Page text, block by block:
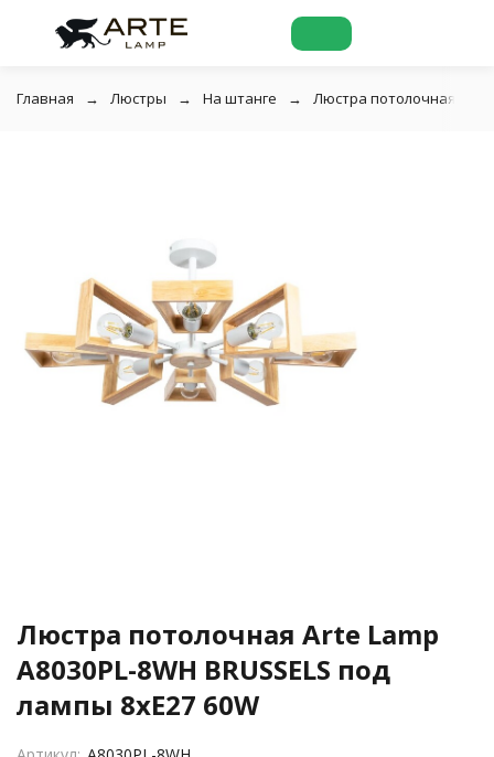
Главная Люстры На штанге Люстра потолочная Arte
Люстра потолочная Arte Lamp
A8030PL-8WH BRUSSELS под
лампы 8xE27 60W